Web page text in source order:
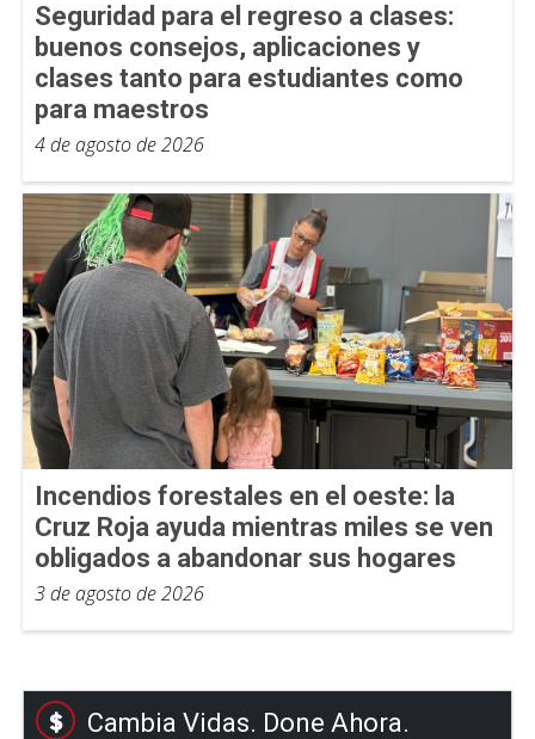
Seguridad para el regreso a clases:
buenos consejos, aplicaciones y
clases tanto para estudiantes como
para maestros
4 de agosto de 2026
Incendios forestales en el oeste: la
Cruz Roja ayuda mientras miles se ven
obligados a abandonar sus hogares
3 de agosto de 2026
Cambia Vidas. Done Ahora.